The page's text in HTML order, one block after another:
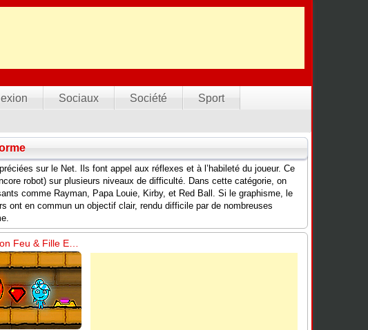
Sociaux Société
Sport
sur le Net. Ils font appel aux réflexes et à l’habileté du joueur. Ce
robot) sur plusieurs niveaux de difficulté. Dans cette catégorie, on
comme Rayman, Papa Louie, Kirby, et Red Ball. Si le graphisme, le
ont en commun un objectif clair, rendu difficile par de nombreuses